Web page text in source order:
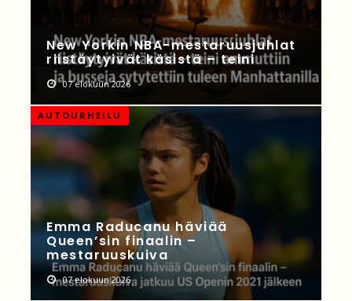
New Yorkin NBA-mestaruusjuhlat
riistäytyivät käsistä – teini
07 elokuun 2026
AUTOURHEILU
Emma Raducanu häviää
Queen’sin finaalin –
mestaruuskuiva
07 elokuun 2026